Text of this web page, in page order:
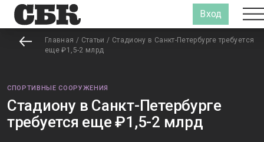
Вход
Главная / Статьи / Стадиону в Санкт-Петербурге требуется
еще ₽1,5-2 млрд
СПОРТИВНЫЕ СООРУЖЕНИЯ
Стадиону в Санкт-Петербурге
требуется еще ₽1,5-2 млрд